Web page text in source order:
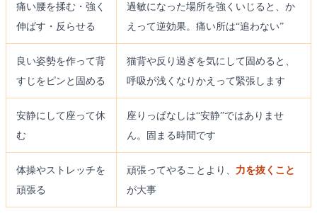
痛い腰を揉む・強く
伸ばす・反らせる
過敏になった場所を強くいじると、か
えって逆効果。痛い所は“追わない”
良い姿勢を作って背
すじをピンと固める
猫背や反り過ぎを気にして固めると、
呼吸が浅くなりかえって緊張します
安静にして座って休
む
座りっぱなしは“安静”ではありませ
ん。固まる時間です
体操やストレッチを
頑張る
頑張ってやることより、 力を抜くこと
が大事